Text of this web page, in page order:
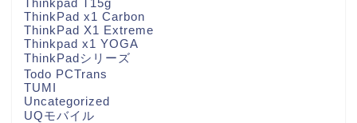
ThinkPad x1 Carbon
ThinkPad X1 Extreme
Thinkpad x1 YOGA
ThinkPadシリーズ
Todo PCTrans
TUMI
Uncategorized
UQモバイル